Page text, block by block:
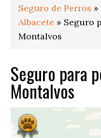
Seguro de Perros »
Albacete » Seguro
Montalvos
Seguro para
Montalvos